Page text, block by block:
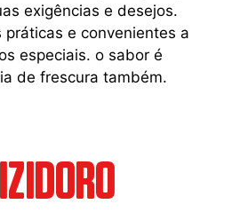
exigências e desejos.
e convenientes a
especiais. o sabor é
de frescura também.